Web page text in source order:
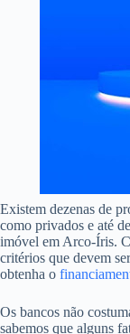
Existem dezenas de
como privados e até
imóvel em Arco-Íris.
critérios que devem
obtenha o
Os bancos não
sabemos que alguns